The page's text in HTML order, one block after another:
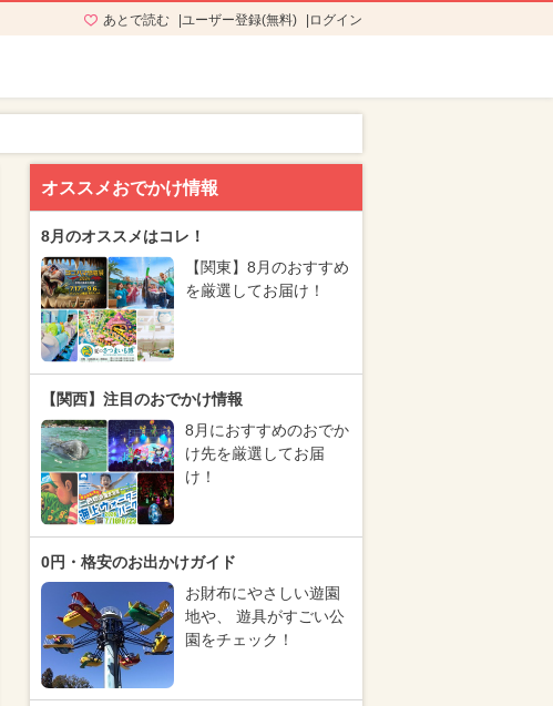
あとで読む ユーザー登録(無料) ログイン
オススメおでかけ情報
8月のオススメはコレ！
【関東】8月のおすすめ
を厳選してお届け！
【関西】注目のおでかけ情報
8月におすすめのおでか
け先を厳選してお届
け！
0円・格安のお出かけガイド
お財布にやさしい遊園
地や、 遊具がすごい公
園をチェック！